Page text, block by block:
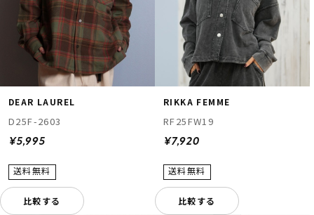
DEAR LAUREL
D25F-2603
¥5,995
比較する
RIKKA FEMME
RF25FW19
¥7,920
比較する